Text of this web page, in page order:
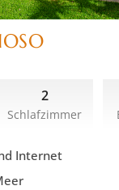
2
Schlafzimmer
Internet